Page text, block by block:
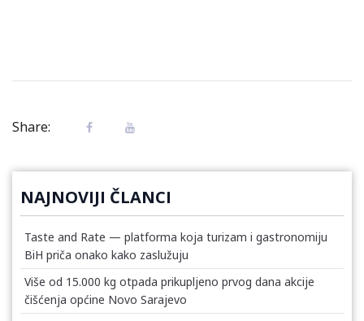
Share:
NAJNOVIJI ČLANCI
Taste and Rate — platforma koja turizam i gastronomiju
BiH priča onako kako zaslužuju
Više od 15.000 kg otpada prikupljeno prvog dana akcije
čišćenja općine Novo Sarajevo